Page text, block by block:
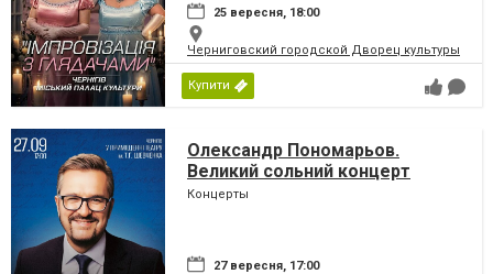
25 вересня, 18:00
Черниговский городской Дворец культуры
Купити
Олександр Пономарьов.
Великий сольний концерт
Концерты
27 вересня, 17:00